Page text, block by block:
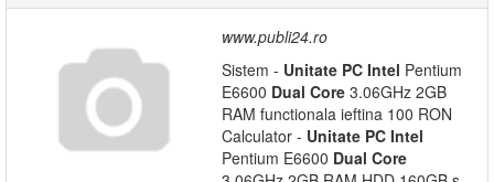
www.publi24.ro
Sistem - Unitate PC Intel Pentium
E6600 Dual Core 3.06GHz 2GB
RAM functionala ieftina 100 RON
Calculator - Unitate PC Intel
Pentium E6600 Dual Core